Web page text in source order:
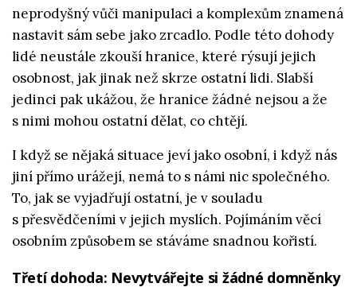
neprodyšný vůči manipulaci a komplexům znamená
nastavit sám sebe jako zrcadlo. Podle této dohody
lidé neustále zkouší hranice, které rýsují jejich
osobnost, jak jinak než skrze ostatní lidi. Slabší
jedinci pak ukážou, že hranice žádné nejsou a že
s nimi mohou ostatní dělat, co chtějí.
I když se nějaká situace jeví jako osobní, i když nás
jiní přímo urážejí, nemá to s námi nic společného.
To, jak se vyjadřují ostatní, je v souladu
s přesvědčeními v jejich myslích. Pojímáním věcí
osobním způsobem se stáváme snadnou kořistí.
Třetí dohoda: Nevytvářejte si žádné domněnky